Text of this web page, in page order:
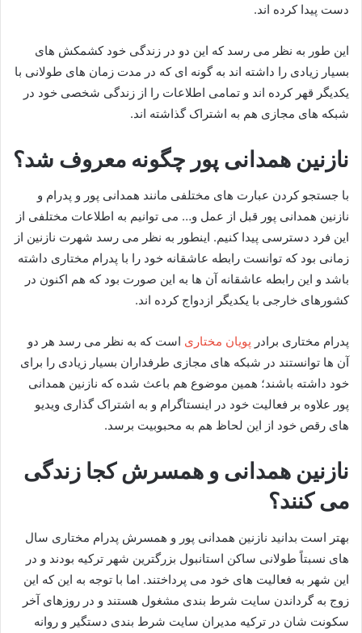
دست پیدا کرده‌ اند.
این طور به نظر می‌ رسد که این دو در زندگی خود کشمکش های
بسیار زیادی را داشته اند به گونه ای که در مدت زمان های طولانی با
یکدیگر قهر کرده‌ اند و تمامی اطلاعات را از زندگی شخصی خود در
شبکه های مجازی هم به اشتراک گذاشته اند.
نازنین همدانی پور چگونه معروف شد؟
با جستجو کردن عبارت های مختلفی مانند همدانی پور و پدرام و
نازنین همدانی پور قبل از عمل و… می توانیم به اطلاعات مختلفی از
این فرد دسترسی پیدا کنیم. اینطور به نظر می رسد شهرت نازنین از
زمانی بود که توانست رابطه عاشقانه خود را با پدرام مختاری داشته
باشد و این رابطه عاشقانه آن ها به این صورت بود که هم اکنون در
کشورهای خارجی با یکدیگر ازدواج کرده اند.
پدرام مختاری برادر پویان مختاری است که به نظر می رسد هر دو
آن ها توانستند در شبکه های مجازی طرفداران بسیار زیادی را برای
خود داشته باشند؛ همین موضوع هم باعث شده که نازنین همدانی
پور علاوه بر فعالیت خود در اینستاگرام و به اشتراک گذاری ویدیو
های رقص خود از این لحاظ هم به محبوبیت برسد.
نازنین همدانی و همسرش کجا زندگی
می کنند؟
بهتر است بدانید نازنین همدانی پور و همسرش پدرام مختاری سال‌
های نسبتاً طولانی ساکن استانبول بزرگترین شهر ترکیه بودند و در
این شهر به فعالیت‌ های خود می‌ پرداختند. اما با توجه به این که این
زوج به گرداندن سایت شرط‌ بندی مشغول هستند و در روزهای آخر
سکونت شان در ترکیه مدیران سایت شرط بندی دستگیر و روانه